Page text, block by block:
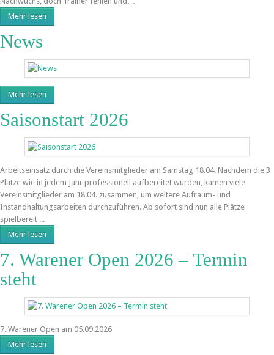
Mehr lesen
News
Mehr lesen
Saisonstart 2026
Arbeitseinsatz durch die Vereinsmitglieder am Samstag 18.04. Nachdem die 3
Plätze wie in jedem Jahr professionell aufbereitet wurden, kamen viele
Vereinsmitglieder am 18.04. zusammen, um weitere Aufräum- und
Instandhaltungsarbeiten durchzuführen. Ab sofort sind nun alle Plätze
spielbereit ...
Mehr lesen
7. Warener Open 2026 – Termin
steht
7. Warener Open am 05.09.2026
Mehr lesen